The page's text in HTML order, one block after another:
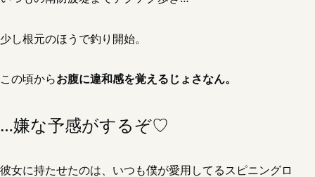
少し根元のほうで釣り開始。
この頃からお腹に違和感を覚えるじょさなん。
…嫌な予感がするぞ♡
彼女に持たせたのは、いつも僕が愛用してるスピニングロ